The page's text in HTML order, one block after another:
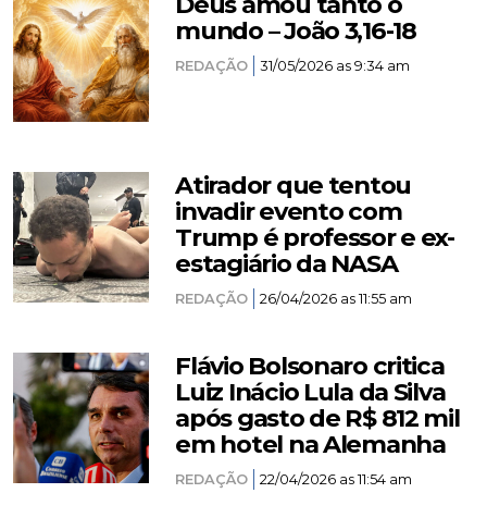
mundo – João 3,16-18
REDAÇÃO 31/05/2026 as 9:34 am
Atirador que tentou
invadir evento com
Trump é professor e ex-
estagiário da NASA
REDAÇÃO 26/04/2026 as 11:55 am
Flávio Bolsonaro critica
Luiz Inácio Lula da Silva
após gasto de R$ 812 mil
em hotel na Alemanha
REDAÇÃO 22/04/2026 as 11:54 am